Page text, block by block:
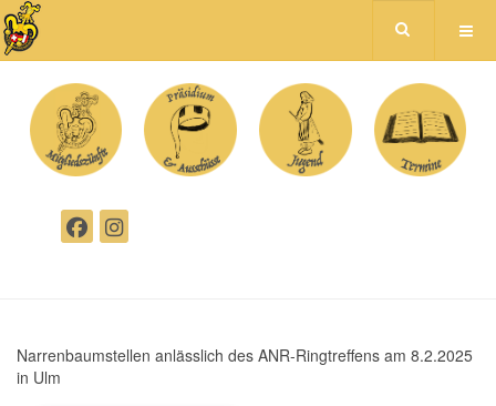
Narrenbaumstellen anlässlich des ANR-Ringtreffens am 8.2.2025
in Ulm